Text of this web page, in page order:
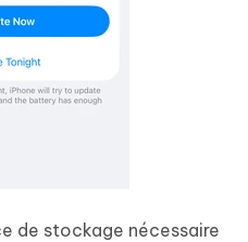
de stockage nécessaire